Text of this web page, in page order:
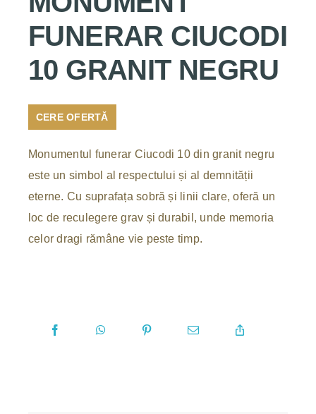
FUNERAR CIUCODI
10 GRANIT NEGRU
CERE OFERTĂ
Monumentul funerar Ciucodi 10 din granit negru
este un simbol al respectului și al demnității
eterne. Cu suprafața sobră și linii clare, oferă un
loc de reculegere grav și durabil, unde memoria
celor dragi rămâne vie peste timp.